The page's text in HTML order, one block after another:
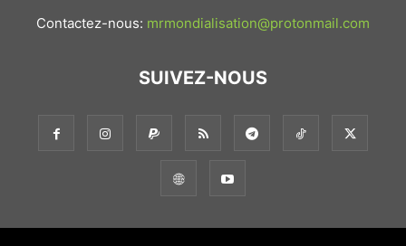
Contactez-nous: mrmondialisation@protonmail.com
SUIVEZ-NOUS